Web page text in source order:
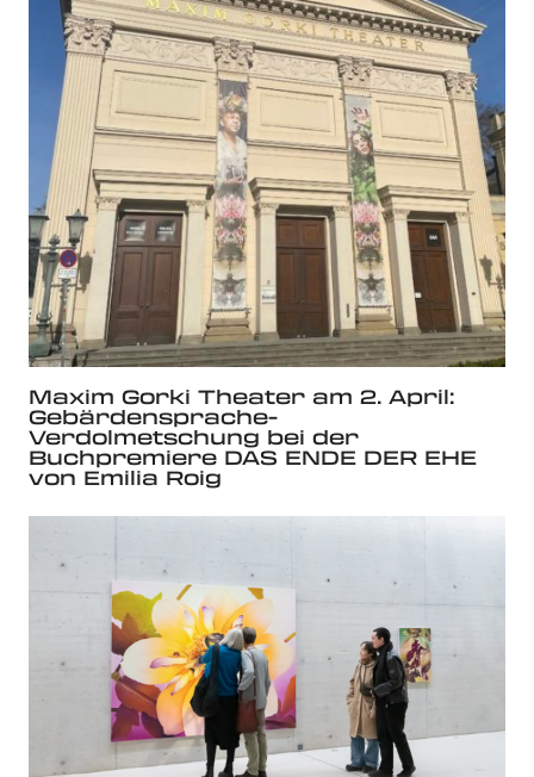
Maxim Gorki Theater am 2. April:
Gebärdensprache-
Verdolmetschung bei der
Buchpremiere DAS ENDE DER EHE
von Emilia Roig